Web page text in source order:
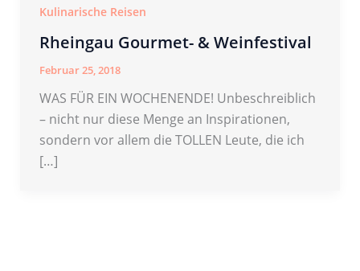
Kulinarische Reisen
Rheingau Gourmet- & Weinfestival
Februar 25, 2018
WAS FÜR EIN WOCHENENDE! Unbeschreiblich
– nicht nur diese Menge an Inspirationen,
sondern vor allem die TOLLEN Leute, die ich
[…]